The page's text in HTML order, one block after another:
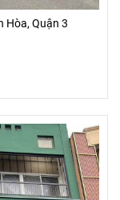
Hòa, Quận 3